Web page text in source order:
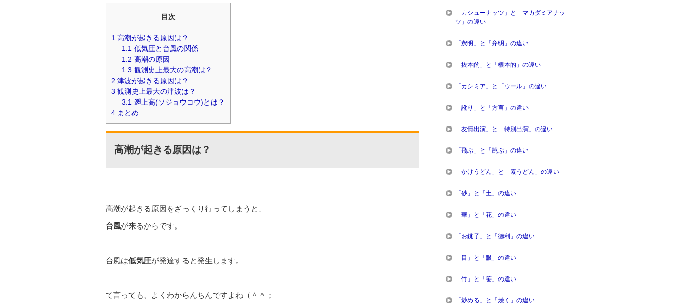
目次
1 高潮が起きる原因は？
1.1 低気圧と台風の関係
1.2 高潮の原因
1.3 観測史上最大の高潮は？
2 津波が起きる原因は？
3 観測史上最大の津波は？
3.1 遡上高(ソジョウコウ)とは？
4 まとめ
高潮が起きる原因は？
高潮が起きる原因をざっくり行ってしまうと、
台風が来るからです。
台風は低気圧が発達すると発生します。
て言っても、よくわからんちんですよね（＾＾；
「カシューナッツ」と「マカダミアナッ
ツ」の違い
「釈明」と「弁明」の違い
「抜本的」と「根本的」の違い
「カシミア」と「ウール」の違い
「訛り」と「方言」の違い
「友情出演」と「特別出演」の違い
「飛ぶ」と「跳ぶ」の違い
「かけうどん」と「素うどん」の違い
「砂」と「土」の違い
「華」と「花」の違い
「お銚子」と「徳利」の違い
「目」と「眼」の違い
「竹」と「笹」の違い
「炒める」と「焼く」の違い